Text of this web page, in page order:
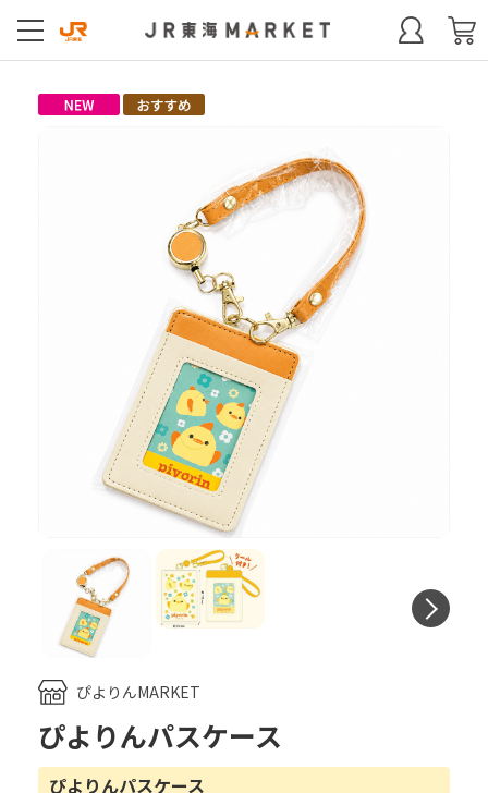
ぴよりんMARKET
ぴよりんパスケース
ぴよりんパスケース